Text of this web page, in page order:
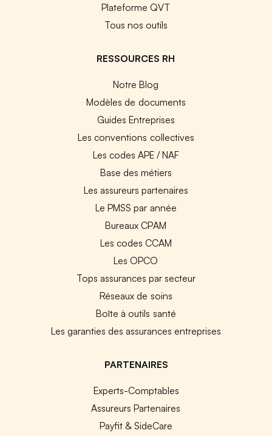
Plateforme QVT
Tous nos outils
RESSOURCES RH
Notre Blog
Modèles de documents
Guides Entreprises
Les conventions collectives
Les codes APE / NAF
Base des métiers
Les assureurs partenaires
Le PMSS par année
Bureaux CPAM
Les codes CCAM
Les OPCO
Tops assurances par secteur
Réseaux de soins
Boîte à outils santé
Les garanties des assurances entreprises
PARTENAIRES
Experts-Comptables
Assureurs Partenaires
Payfit & SideCare